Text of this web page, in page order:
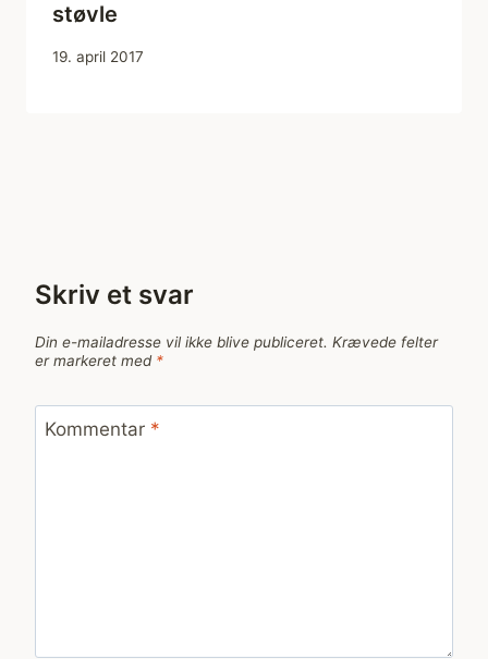
støvle
19. april 2017
Skriv et svar
Din e-mailadresse vil ikke blive publiceret. Krævede felter
er markeret med *
Kommentar *